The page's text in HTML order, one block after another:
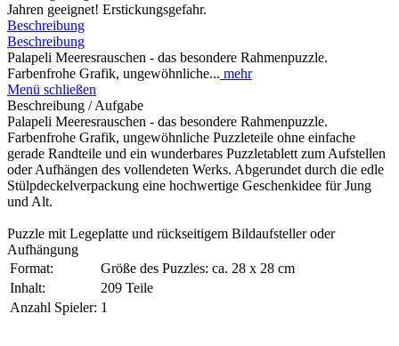
Jahren geeignet! Erstickungsgefahr.
Beschreibung
Beschreibung
Palapeli Meeresrauschen - das besondere Rahmenpuzzle.
Farbenfrohe Grafik, ungewöhnliche... mehr
Menü schließen
Beschreibung / Aufgabe
Palapeli Meeresrauschen - das besondere Rahmenpuzzle.
Farbenfrohe Grafik, ungewöhnliche Puzzleteile ohne einfache
gerade Randteile und ein wunderbares Puzzletablett zum Aufstellen
oder Aufhängen des vollendeten Werks. Abgerundet durch die edle
Stülpdeckelverpackung eine hochwertige Geschenkidee für Jung
und Alt.
Puzzle mit Legeplatte und rückseitigem Bildaufsteller oder
Aufhängung
Format:
Größe des Puzzles: ca. 28 x 28 cm
Inhalt:
209 Teile
Anzahl Spieler: 1